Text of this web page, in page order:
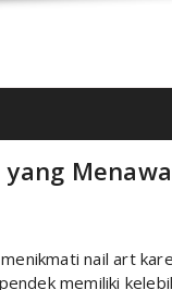
nail art
memiliki